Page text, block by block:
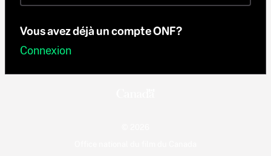
Vous avez déjà un compte ONF?
Connexion